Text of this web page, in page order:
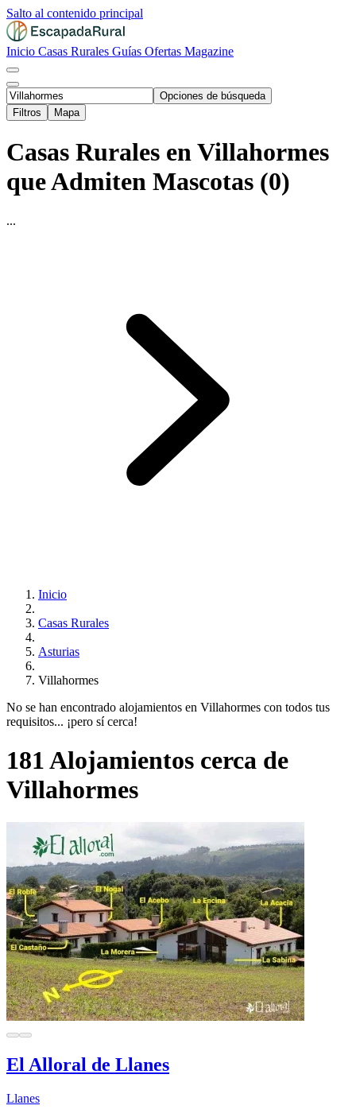
Salto al contenido principal
Inicio Casas Rurales Guías Ofertas Magazine
Opciones de búsqueda
Filtros
Mapa
Casas Rurales en Villahormes
que Admiten Mascotas (0)
...
Inicio
Casas Rurales
Asturias
Villahormes
No se han encontrado alojamientos en Villahormes con todos tus
requisitos... ¡pero sí cerca!
181 Alojamientos cerca de
Villahormes
El Alloral de Llanes
Llanes